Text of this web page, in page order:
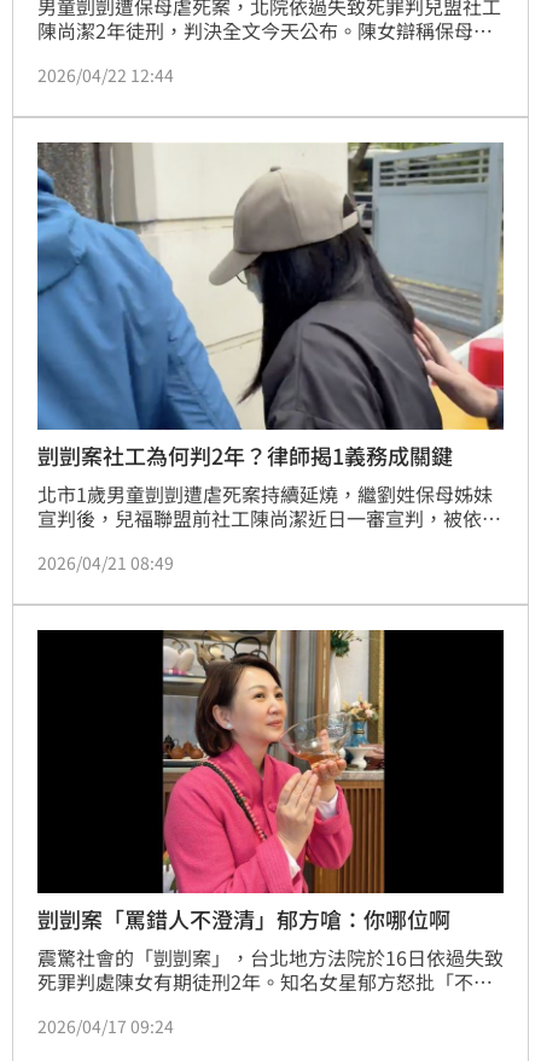
男童剴剴遭保母虐死案，北院依過失致死罪判兒盟社工
陳尚潔2年徒刑，判決全文今天公布。陳女辯稱保母刻
最好的選擇，我也盡心盡力。」
2026/04/22 12:44
剴剴案社工為何判2年？律師揭1義務成關鍵
北市1歲男童剴剴遭虐死案持續延燒，繼劉姓保母姊妹
宣判後，兒福聯盟前社工陳尚潔近日一審宣判，被依過
社工。判決一出，社工是否該負刑責引起社會激烈討
2026/04/21 08:49
剴剴案「罵錯人不澄清」郁方嗆：你哪位啊
震驚社會的「剴剴案」，台北地方法院於16日依過失致
死罪判處陳女有期徒刑2年。知名女星郁方怒批「不管
月琴等人，引發網友質疑罵錯人，為何追著林月琴罵卻
2026/04/17 09:24